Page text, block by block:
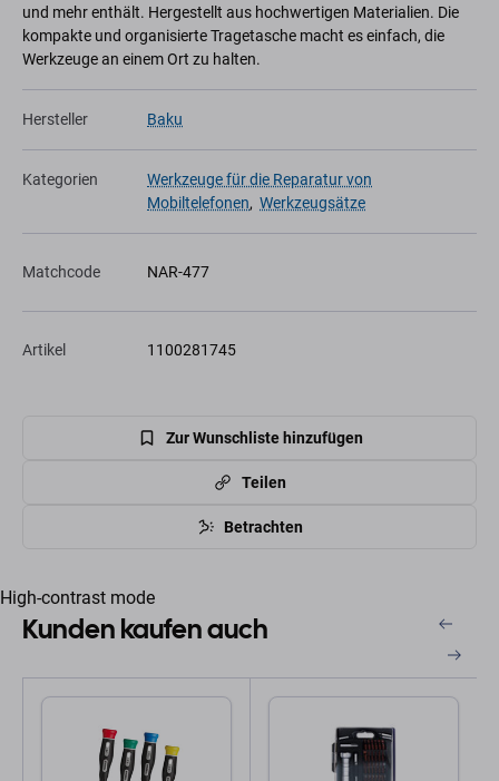
und mehr enthält. Hergestellt aus hochwertigen Materialien. Die
kompakte und organisierte Tragetasche macht es einfach, die
Werkzeuge an einem Ort zu halten.
Hersteller Baku
Kategorien
Werkzeuge für die Reparatur von
Mobiltelefonen, Werkzeugsätze
Matchcode NAR-477
Artikel 1100281745
Zur Wunschliste hinzufügen
Teilen
Betrachten
High-contrast mode
Kunden kaufen auch